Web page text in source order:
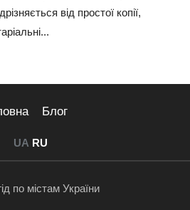
від простої копії,
Блог
UA RU
по містам України